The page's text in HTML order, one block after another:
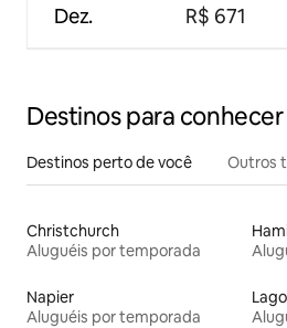
Dez. R$ 671
Destinos para conhecer
Destinos perto de você Outros
Christchurch
Aluguéis por temporada
Napier
Aluguéis por temporada